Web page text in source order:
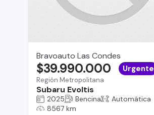
Bravoauto Las Condes
Región Metropolitana
Subaru Evoltis
$39.990.000 Urgente
2025 Bencina
Automática
8567 km